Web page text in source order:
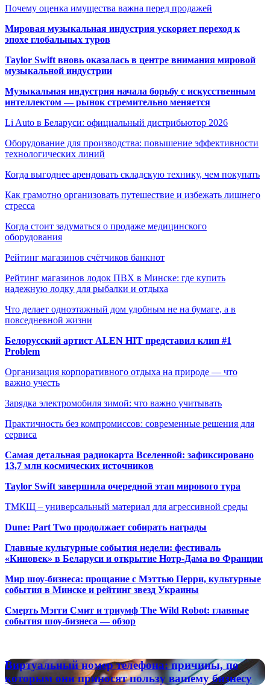
Почему оценка имущества важна перед продажей
Мировая музыкальная индустрия ускоряет переход к
эпохе глобальных туров
Taylor Swift вновь оказалась в центре внимания мировой
музыкальной индустрии
Музыкальная индустрия начала борьбу с искусственным
интеллектом — рынок стремительно меняется
Li Auto в Беларуси: официальный дистрибьютор 2026
Оборудование для производства: повышение эффективности
технологических линий
Когда выгоднее арендовать складскую технику, чем покупать
Как грамотно организовать путешествие и избежать лишнего
стресса
Когда стоит задуматься о продаже медицинского
оборудования
Рейтинг магазинов счётчиков банкнот
Рейтинг магазинов лодок ПВХ в Минске: где купить
надежную лодку для рыбалки и отдыха
Что делает одноэтажный дом удобным не на бумаге, а в
повседневной жизни
Белорусский артист ALEN HIT представил клип #1
Problem
Организация корпоративного отдыха на природе — что
важно учесть
Зарядка электромобиля зимой: что важно учитывать
Практичность без компромиссов: современные решения для
сервиса
Самая детальная радиокарта Вселенной: зафиксировано
13,7 млн космических источников
Taylor Swift завершила очередной этап мирового тура
ТМКЩ – универсальный материал для агрессивной среды
Dune: Part Two продолжает собирать награды
Главные культурные события недели: фестиваль
«Киновек» в Беларуси и открытие Нотр-Дама во Франции
Мир шоу-бизнеса: прощание с Мэттью Перри, культурные
события в Минске и рейтинг звезд Украины
Смерть Мэгги Смит и триумф The Wild Robot: главные
события шоу-бизнеса — обзор
Виртуальный
номер
телефона:
Виртуальный номер телефона: причины, по
которым они приносят пользу вашему бизнесу